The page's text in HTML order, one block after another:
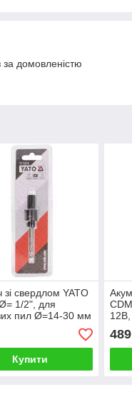
домовленістю
свердлом YATO
1/2", для
пил Ø=14-30 мм
Купити
489